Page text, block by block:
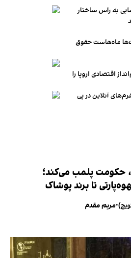
رضایی به راس ساختار
ماه‌هاست حقوق
اقتصادی اروپا را
آنلاین در پی
حکومت پلمب می‌کند؛
تا برند پوشاک
•مریم مقدم